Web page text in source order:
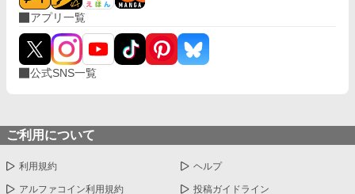
アプリ一覧
公式SNS一覧
ご利用について
利用規約 ヘルプ
アルファコイン利用規約 投稿ガイドライン